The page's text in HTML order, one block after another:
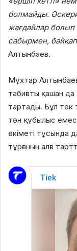
болмайды.
жағдайлар болып
сабырмен,
Алтынбаев.
Мұхтар
табиғаты қашан
тартады. Бұл тек
тән құбылыс емес.
өкіметі тұсында
тұрғанын алға